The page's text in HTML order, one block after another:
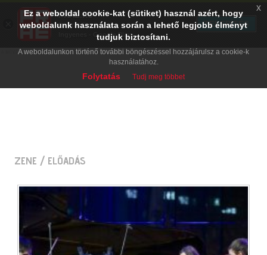
ZENE / ELŐADÁS
Ez a weboldal cookie-kat (sütiket) használ azért, hogy
weboldalunk használata során a lehető legjobb élményt
tudjuk biztosítani.
A weboldalunkon történő további böngészéssel hozzájárulsz a cookie-k
használatához.
Folytatás Tudj meg többet
x
PRAE.HU
Digital Evolution
Ingyenes - Google Play
TELEPÍTÉS